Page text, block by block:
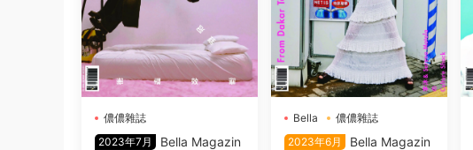
儂儂雜誌
2023年7月
Bella Magazin
Bella
儂儂雜誌
2023年6月
Bella Magazin